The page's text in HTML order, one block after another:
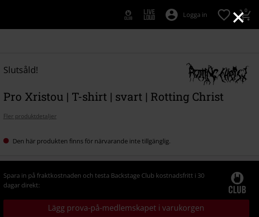
×
Logga in 0
Slutsåld!
Pro Xristou | T-shirt | svart | Rotting Christ
Fler produktdetaljer
Den här produkten finns för närvarande inte tillgänglig.
Spara in på fraktkostnaden och testa Backstage Club kostnadsfritt i 30
dagar direkt:
Lägg prova-på-medlemskapet i varukorgen